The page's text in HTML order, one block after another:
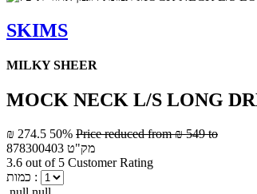
SKIMS
MILKY SHEER
MOCK NECK L/S LONG
₪ 274.5 50% Price reduced from₪ 549 to
מק"ט 878300403
3.6 out of 5 Customer Rating
כמות :